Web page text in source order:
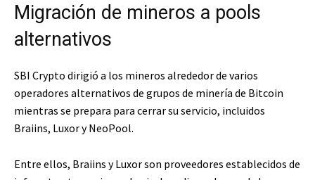
Migración de mineros a pools
alternativos
SBI Crypto dirigió a los mineros alrededor de varios
operadores alternativos de grupos de minería de Bitcoin
mientras se prepara para cerrar su servicio, incluidos
Braiins, Luxor y NeoPool.
Entre ellos, Braiins y Luxor son proveedores establecidos de